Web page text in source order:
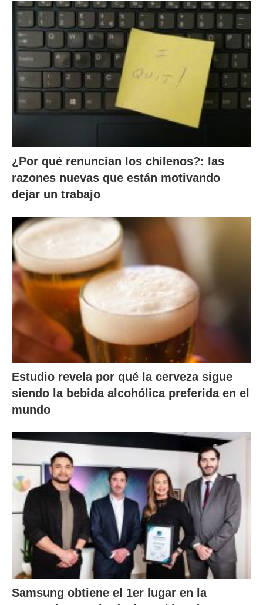
¿Por qué renuncian los chilenos?: las
razones nuevas que están motivando
dejar un trabajo
Estudio revela por qué la cerveza sigue
siendo la bebida alcohólica preferida en el
mundo
Samsung obtiene el 1er lugar en la